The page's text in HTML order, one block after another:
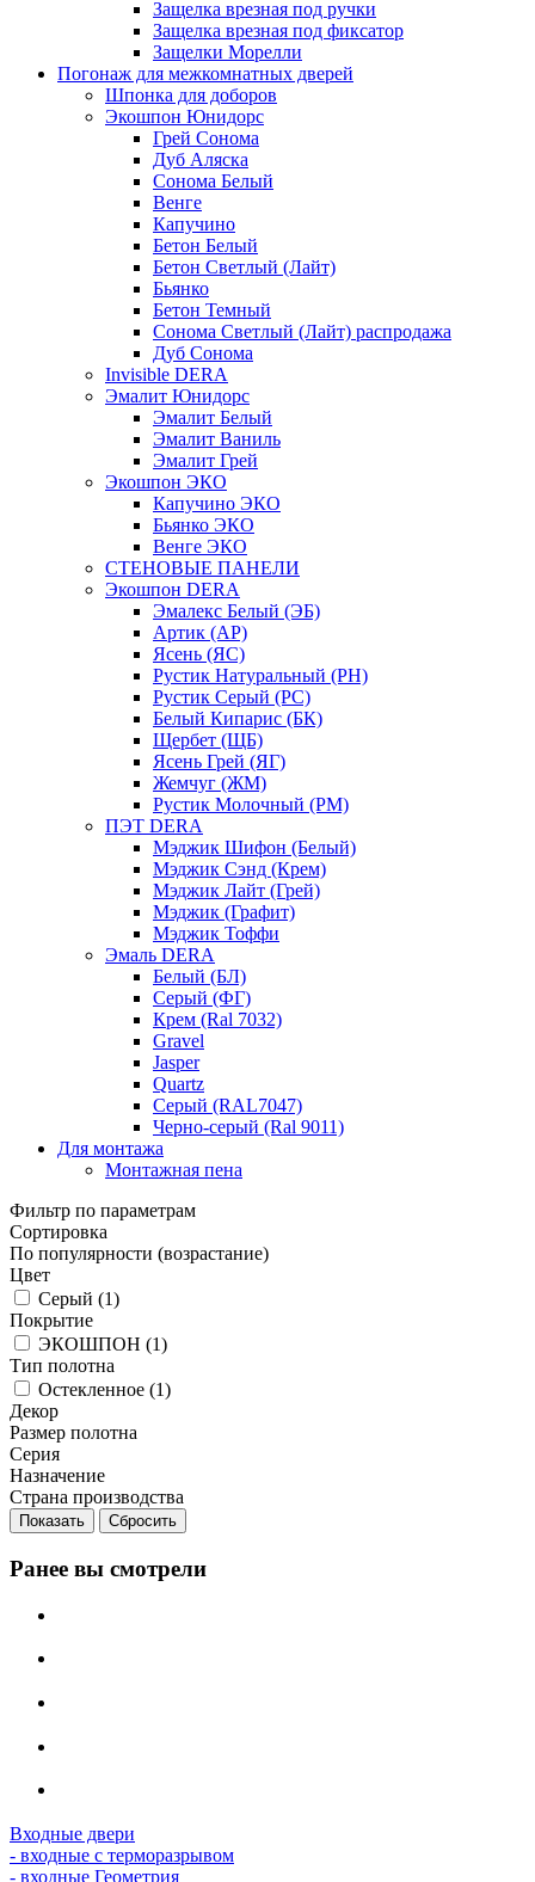
Защелка врезная под ручки
Защелка врезная под фиксатор
Защелки Морелли
Погонаж для межкомнатных дверей
Шпонка для доборов
Экошпон Юнидорс
Грей Сонома
Дуб Аляска
Сонома Белый
Венге
Капучино
Бетон Белый
Бетон Светлый (Лайт)
Бьянко
Бетон Темный
Сонома Светлый (Лайт) распродажа
Дуб Сонома
Invisible DERA
Эмалит Юнидорс
Эмалит Белый
Эмалит Ваниль
Эмалит Грей
Экошпон ЭКО
Капучино ЭКО
Бьянко ЭКО
Венге ЭКО
СТЕНОВЫЕ ПАНЕЛИ
Экошпон DERA
Эмалекс Белый (ЭБ)
Артик (АР)
Ясень (ЯС)
Рустик Натуральный (РН)
Рустик Серый (РС)
Белый Кипарис (БК)
Щербет (ЩБ)
Ясень Грей (ЯГ)
Жемчуг (ЖМ)
Рустик Молочный (РМ)
ПЭТ DERA
Мэджик Шифон (Белый)
Мэджик Сэнд (Крем)
Мэджик Лайт (Грей)
Мэджик (Графит)
Мэджик Тоффи
Эмаль DERA
Белый (БЛ)
Серый (ФГ)
Крем (Ral 7032)
Gravel
Jasper
Quartz
Серый (RAL7047)
Черно-серый (Ral 9011)
Для монтажа
Монтажная пена
Фильтр по параметрам
Сортировка
По популярности (возрастание)
Цвет
Серый (1)
Покрытие
ЭКОШПОН (1)
Тип полотна
Остекленное (1)
Декор
Размер полотна
Серия
Назначение
Страна производства
Сбросить
Ранее вы смотрели
Входные двери
- входные с терморазрывом
- входные Геометрия